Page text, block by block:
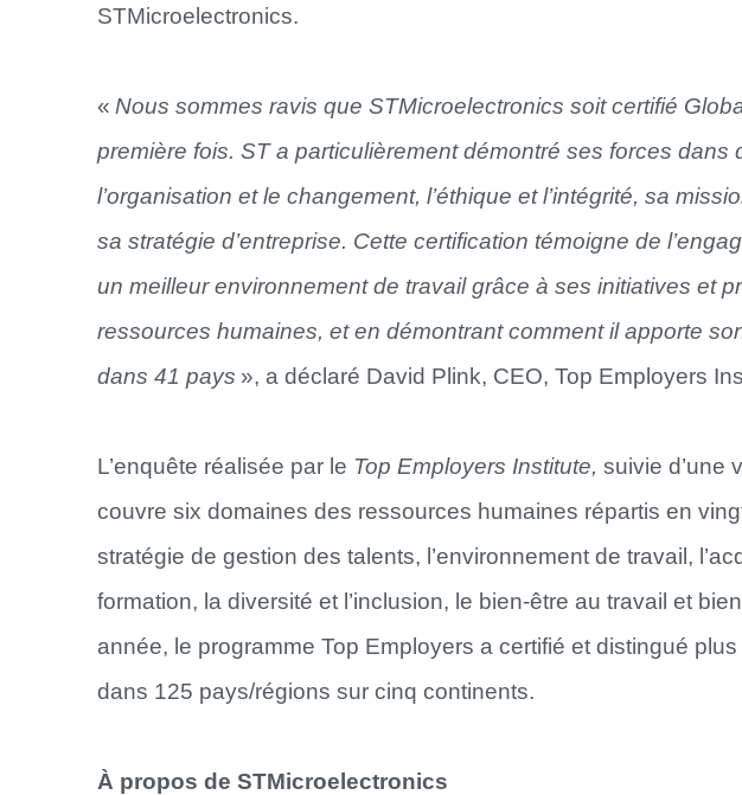
STMicroelectronics.
« Nous sommes ravis que STMicroelectronics soit certifié
première fois. ST a particulièrement démontré ses forces dans
l’organisation et le changement, l’éthique et l’intégrité, sa
sa stratégie d’entreprise. Cette certification témoigne de
un meilleur environnement de travail grâce à ses initiatives et
ressources humaines, et en démontrant comment il apporte
dans 41 pays », a déclaré David Plink, CEO, Top Employers
L’enquête réalisée par le Top Employers Institute, suivie d’une
couvre six domaines des ressources humaines répartis en
stratégie de gestion des talents, l’environnement de travail,
formation, la diversité et l’inclusion, le bien-être au travail et
année, le programme Top Employers a certifié et distingué
dans 125 pays/régions sur cinq continents.
À propos de STMicroelectronics